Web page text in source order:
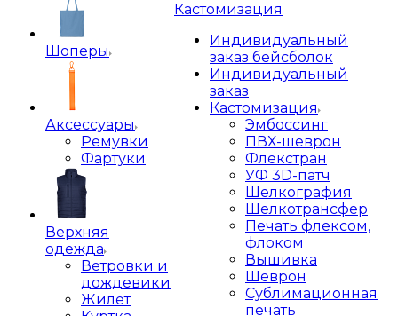
Шоперы
Аксессуары
Ремувки
Фартуки
Верхняя
одежда
Ветровки и
дождевики
Жилет
Кастомизация
Индивидуальный
заказ бейсболок
Индивидуальный
заказ
Кастомизация
Эмбоссинг
ПВХ-шеврон
Флекстран
УФ 3D-патч
Шелкография
Шелкотрансфер
Печать флексом,
флоком
Вышивка
Шеврон
Сублимационная
печать